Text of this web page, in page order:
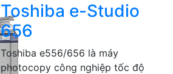
Toshiba e-Studio
656
Toshiba e556/656 là máy
photocopy công nghiệp tốc độ